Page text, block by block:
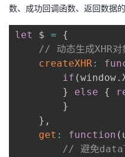
数、成功回调函数、返回数据
let $ =
{
// 动态生成XHR对
createXHR:
if (window.
}
else {
}
} ,
get : function (
// 避免